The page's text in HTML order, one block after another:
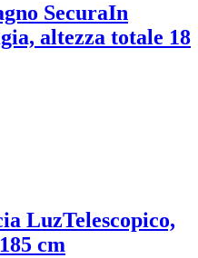
SecuraIn
altezza totale 18
LuzTelescopico,
cm